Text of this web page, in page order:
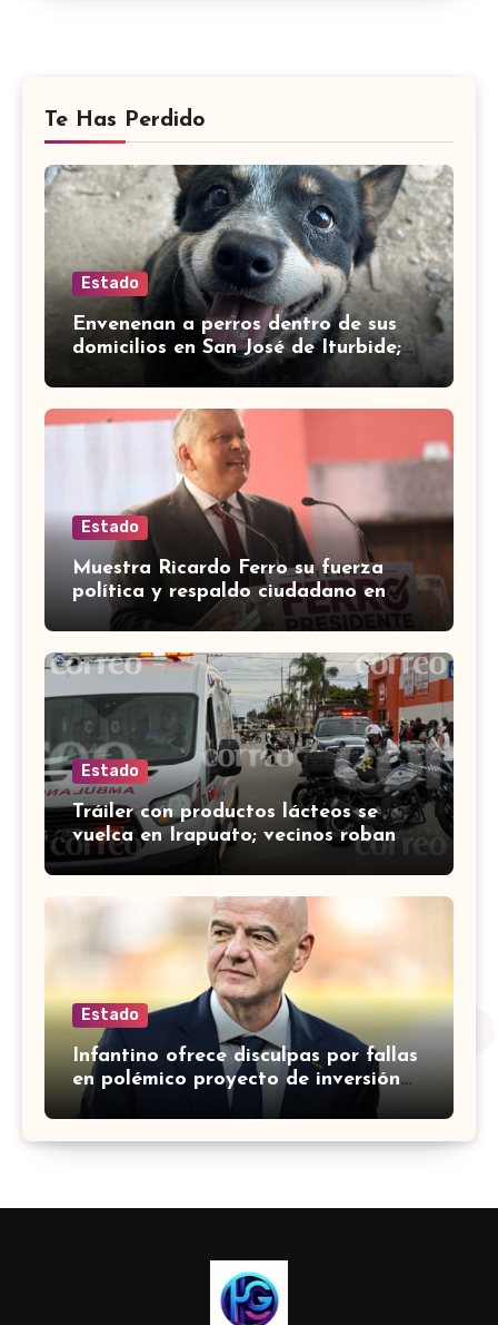
Te Has Perdido
Estado
Envenenan a perros dentro de sus
domicilios en San José de Iturbide;
vecinos exigen justicia
Estado
Muestra Ricardo Ferro su fuerza
política y respaldo ciudadano en
San Miguel de Allende
Estado
Tráiler con productos lácteos se
vuelca en Irapuato; vecinos roban
carga en lugar de auxiliar a heridos
Estado
Infantino ofrece disculpas por fallas
en polémico proyecto de inversión
privada de la FIFA